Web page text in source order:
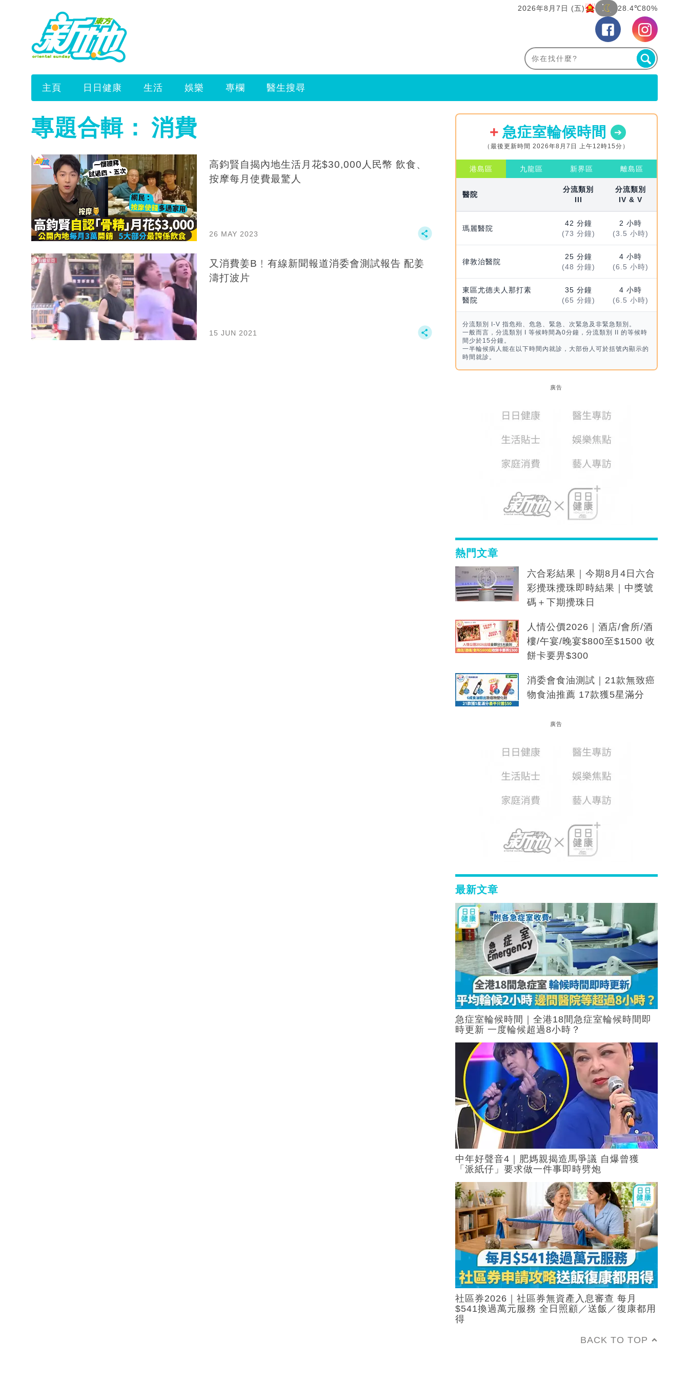
2026年8月7日 (五) 28.4℃80%
主頁 日日健康 生活 娛樂 專欄 醫生搜尋
專題合輯： 消費
高鈞賢自揭內地生活月花$30,000人民幣 飲食、
按摩每月使費最驚人
26 MAY 2023
又消費姜B﹗有線新聞報道消委會測試報告 配姜
濤打波片
15 JUN 2021
急症室輪候時間
（最後更新時間 2026年8月7日 上午12時15分）
港島區 九龍區 新界區 離島區
醫院
分流類別
III
分流類別
IV & V
瑪麗醫院
42 分鐘
(73 分鐘)
2 小時
(3.5 小時)
律敦治醫院
25 分鐘
(48 分鐘)
4 小時
(6.5 小時)
東區尤德夫人那打素
醫院
35 分鐘
(65 分鐘)
4 小時
(6.5 小時)
分流類別 I-V 指危殆、危急、緊急、次緊急及非緊急類別。
一般而言，分流類別 I 等候時間為0分鐘，分流類別 II 的等候時
間少於15分鐘。
一半輪候病人能在以下時間內就診，大部份人可於括號內顯示的
時間就診。
廣告
熱門文章
六合彩結果｜今期8月4日六合
彩攪珠攪珠即時結果｜中獎號
碼＋下期攪珠日
人情公價2026｜酒店/會所/酒
樓/午宴/晚宴$800至$1500 收
餅卡要畀$300
消委會食油測試｜21款無致癌
物食油推薦 17款獲5星滿分
廣告
最新文章
急症室輪候時間｜全港18間急症室輪候時間即
時更新 一度輪候超過8小時？
中年好聲音4｜肥媽親揭造馬爭議 自爆曾獲
「派紙仔」要求做一件事即時劈炮
社區券2026｜社區券無資產入息審查 每月
$541換過萬元服務 全日照顧／送飯／復康都用
得
BACK TO TOP